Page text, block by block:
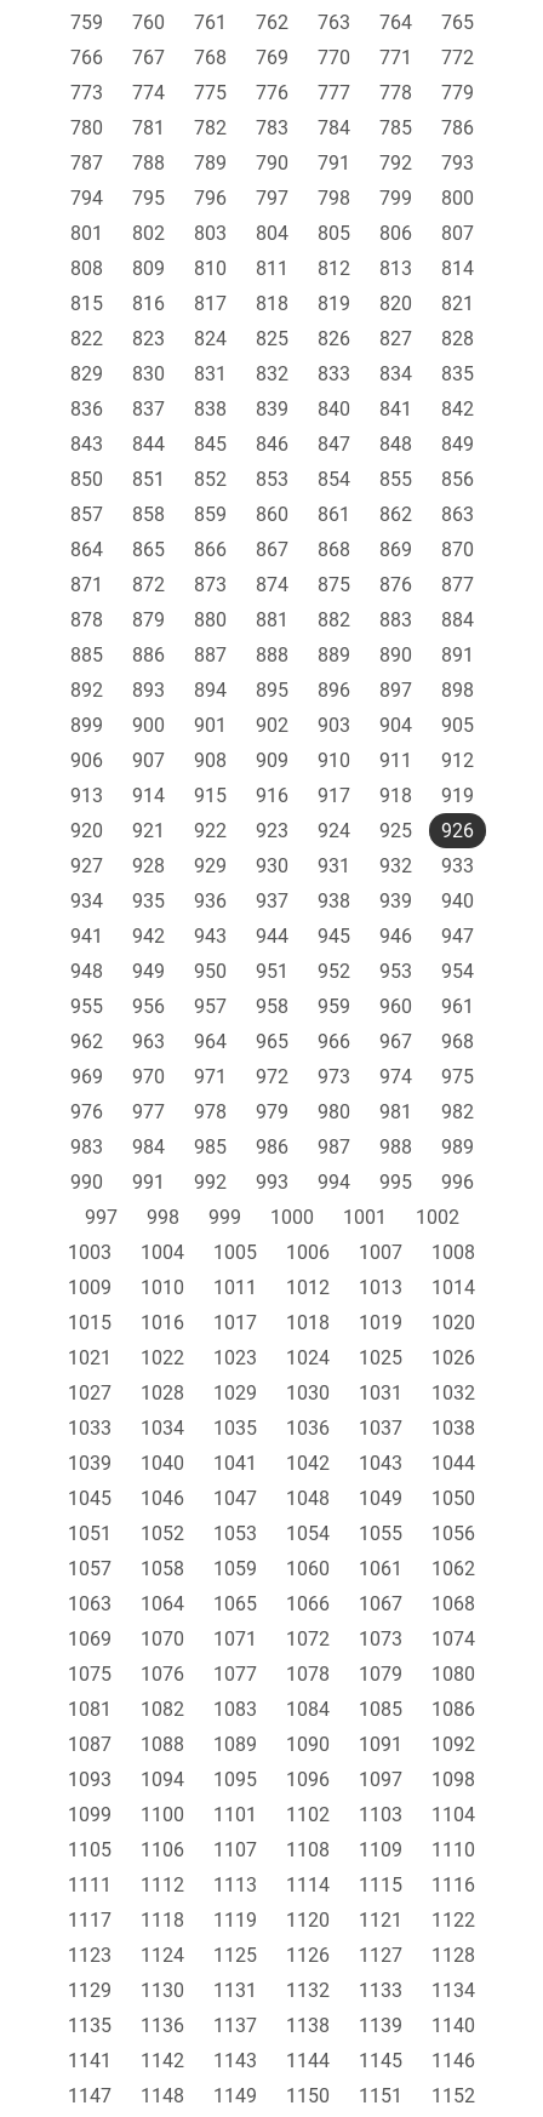
759
760 761 762 763 764
765
766
767 768 769 770 771
772
773
774 775 776 777 778
779
780
781 782 783 784 785
786
787
788 789 790 791 792
793
794
795 796 797 798 799
800
801
802 803 804 805 806
807
808
809 810 811 812 813
814
815
816 817 818 819 820
821
822
823 824 825 826 827
828
829
830 831 832 833 834
835
836
837 838 839 840 841
842
843
844 845 846 847 848
849
850
851 852 853 854 855
856
857
858 859 860 861 862
863
864
865 866 867 868 869
870
871
872 873 874 875 876
877
878
879 880 881 882 883
884
885
886 887 888 889 890
891
892
893 894 895 896 897
898
899
900 901 902 903 904
905
906
907 908 909 910 911
912
913
914 915 916 917 918
919
920
921 922 923 924 925
926
927
928 929 930 931 932
933
934
935 936 937 938 939
940
941
942 943 944 945 946
947
948
949 950 951 952 953
954
955
956 957 958 959 960
961
962
963 964 965 966 967
968
969
970 971 972 973 974
975
976
977 978 979 980 981
982
983
984 985 986 987 988
989
990
991 992 993 994 995
996
997
998 999 1000 1001
1002
1003
1004 1005 1006 1007
1008
1009
1010 1011 1012 1013
1014
1015
1016 1017 1018 1019
1020
1021
1022 1023 1024 1025
1026
1027
1028 1029 1030 1031
1032
1033
1034 1035 1036 1037
1038
1039
1040 1041 1042 1043
1044
1045
1046 1047 1048 1049
1050
1051
1052 1053 1054 1055
1056
1057
1058 1059 1060 1061
1062
1063
1064 1065 1066 1067
1068
1069
1070 1071 1072 1073
1074
1075
1076 1077 1078 1079
1080
1081
1082 1083 1084 1085
1086
1087
1088 1089 1090 1091
1092
1093
1094 1095 1096 1097
1098
1099
1100 1101 1102 1103
1104
1105
1106 1107 1108 1109
1110
1111
1112 1113 1114 1115
1116
1117
1118 1119 1120 1121
1122
1123
1124 1125 1126 1127
1128
1129
1130 1131 1132 1133
1134
1135
1136 1137 1138 1139
1140
1141
1142 1143 1144 1145
1146
1147
1148 1149 1150 1151 1152